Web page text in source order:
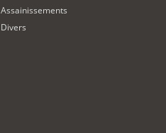
Assainissements
Divers